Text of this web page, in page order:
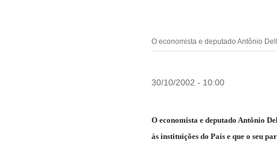
O economista e deputado Antônio
30/10/2002 - 10:00
O economista e deputado Antônio
às instituições do País e que o seu